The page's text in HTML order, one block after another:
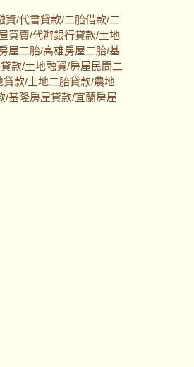
資/代書貸款/二胎借款/二
買賣/代辦銀行貸款/土地
屋二胎/高雄房屋二胎/基
款/土地融資/房屋民間二
款/土地二胎貸款/農地
/基隆房屋貸款/宜蘭房屋